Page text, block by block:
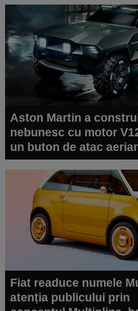
Aston Martin a
nebunesc cu motor
un buton de atac
Fiat readuce numele
atenția publicului prin